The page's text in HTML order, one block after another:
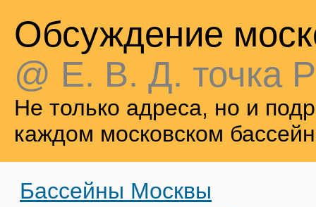
Обсуждение
@ Е. В. Д. точка
Не только адреса, но и
каждом московском
Бассейны Москвы